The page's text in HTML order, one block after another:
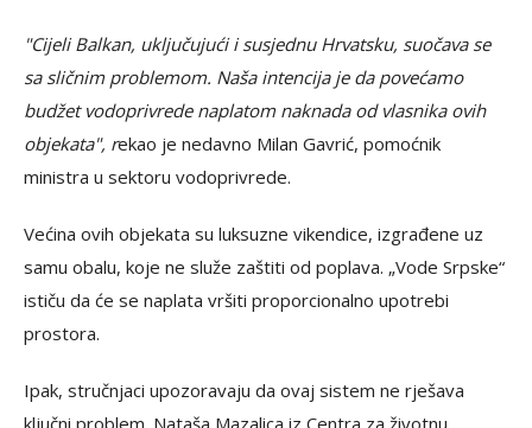
"Cijeli Balkan, uključujući i susjednu Hrvatsku, suočava se
sa sličnim problemom. Naša intencija je da povećamo
budžet vodoprivrede naplatom naknada od vlasnika ovih
objekata", rekao je nedavno Milan Gavrić, pomoćnik
ministra u sektoru vodoprivrede.
Većina ovih objekata su luksuzne vikendice, izgrađene uz
samu obalu, koje ne služe zaštiti od poplava. „Vode Srpske“
ističu da će se naplata vršiti proporcionalno upotrebi
prostora.
Ipak, stručnjaci upozoravaju da ovaj sistem ne rješava
ključni problem. Nataša Mazalica iz Centra za životnu